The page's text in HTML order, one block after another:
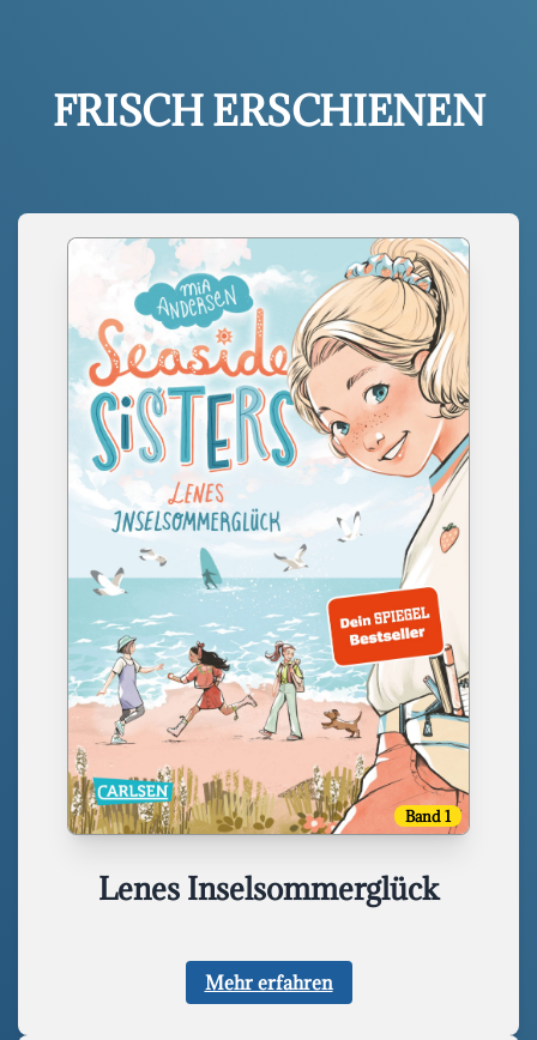
FRISCH ERSCHIENEN
Band 1
Lenes Inselsommerglück
Mehr erfahren